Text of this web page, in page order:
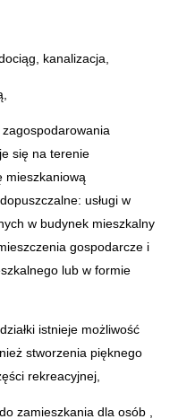
kanalizacja,
się na terenie
mieszkaniową
usługi w
w budynek mieszkalny
gospodarcze i
lub w formie
istnieje możliwość
stworzenia pięknego
rekreacyjnej,
zamieszkania dla osób ,